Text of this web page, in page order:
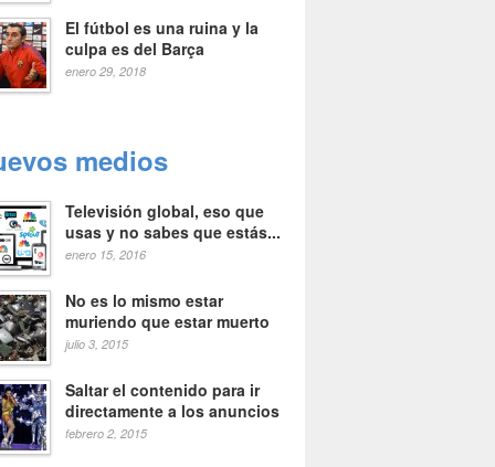
El fútbol es una ruina y la
culpa es del Barça
enero 29, 2018
medios
Televisión global, eso que
usas y no sabes que estás...
enero 15, 2016
No es lo mismo estar
muriendo que estar muerto
julio 3, 2015
Saltar el contenido para ir
directamente a los anuncios
febrero 2, 2015